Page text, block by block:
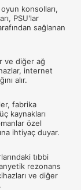
konsolları,
PSU'lar
sağlanan
ve diğer ağ
internet
alır.
fabrika
kaynakları
özel
ihtiyaç duyar.
tıbbi
rezonans
ve diğer